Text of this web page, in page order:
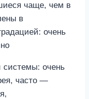
чаще, чем в
в
очень
системы: очень
часто —